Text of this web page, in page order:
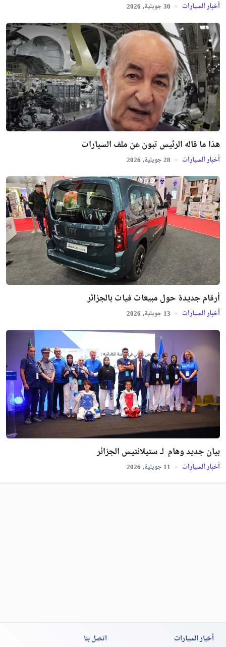
أخبار السيارات 30 جويلية, 2026
هذا ما قاله الرئيس تبون عن ملف السيارات
أخبار السيارات 28 جويلية, 2026
أرقام جديدة حول مبيعات فيات بالجزائر
أخبار السيارات 13 جويلية, 2026
بيان جديد وهام لـ ستيلانتيس الجزائر
أخبار السيارات 11 جويلية, 2026
أخبار السيارات اتصل بنا